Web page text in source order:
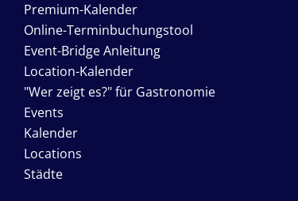
Premium-Kalender
Online-Terminbuchungstool
Event-Bridge Anleitung
Location-Kalender
"Wer zeigt es?" für Gastronomie
Events
Kalender
Locations
Städte